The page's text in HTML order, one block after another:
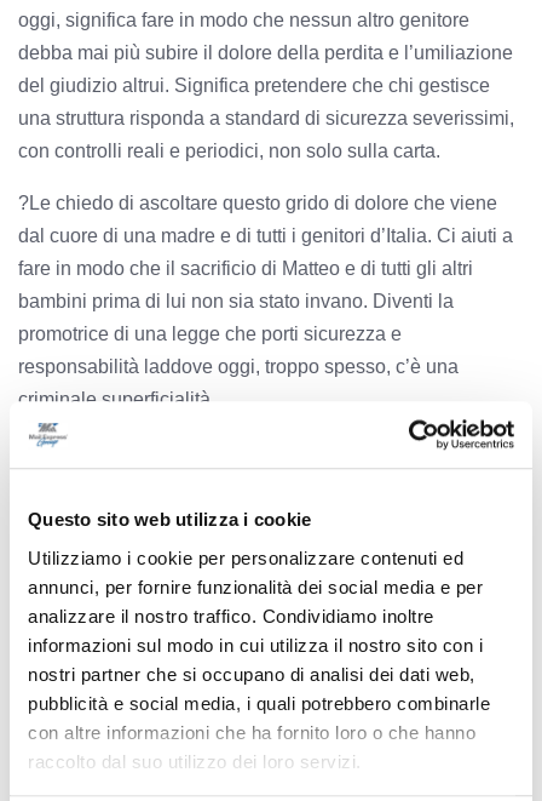
Questo sito web utilizza i cookie
Utilizziamo i cookie per personalizzare contenuti ed
annunci, per fornire funzionalità dei social media e per
analizzare il nostro traffico. Condividiamo inoltre
informazioni sul modo in cui utilizza il nostro sito con i
nostri partner che si occupano di analisi dei dati web,
pubblicità e social media, i quali potrebbero combinarle
con altre informazioni che ha fornito loro o che hanno
raccolto dal suo utilizzo dei loro servizi.
oggi, significa fare in modo che nessun altro genitore
debba mai più subire il dolore della perdita e l’umiliazione
del giudizio altrui. Significa pretendere che chi gestisce
una struttura risponda a standard di sicurezza severissimi,
con controlli reali e periodici, non solo sulla carta.
?Le chiedo di ascoltare questo grido di dolore che viene
dal cuore di una madre e di tutti i genitori d’Italia. Ci aiuti a
fare in modo che il sacrificio di Matteo e di tutti gli altri
bambini prima di lui non sia stato invano. Diventi la
promotrice di una legge che porti sicurezza e
responsabilità laddove oggi, troppo spesso, c’è una
criminale superficialità.
?Fiduciosa in un Suo riscontro e, soprattutto, in un Suo
intervento concreto.
?Con rispetto,
?Nicoletta Sprecacè
Madre di Matteo Brandimarti, a nome di tutti i genitori che
chiedono sicurezza per i propri figli.
TAG:
GIORGIA MELONI MATTEO BRANDIMARTI